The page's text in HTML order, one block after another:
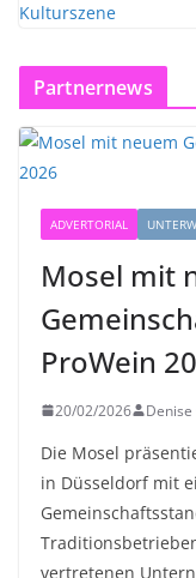
Partnernews
ADVERTORIAL
Mosel mit
ProWein
20/02/2026
Die Mosel
in Düsseldorf mit
vertretenen